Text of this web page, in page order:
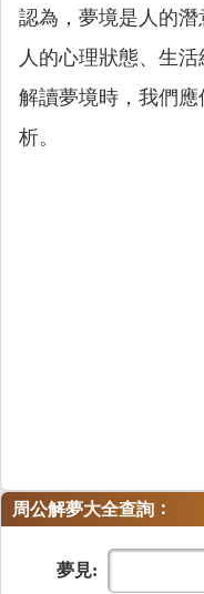
認為，夢境是人的
人的心理狀態、生
解讀夢境時，我們
析。
周公解夢大全查詢 ：
夢見: